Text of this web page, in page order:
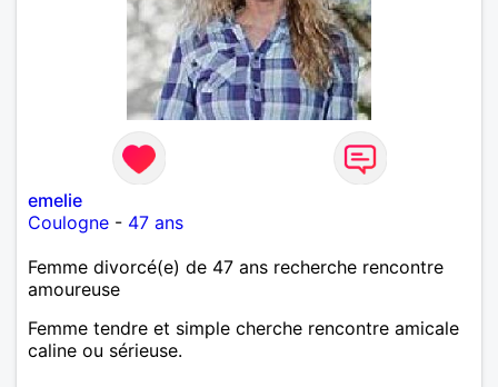
emelie
Coulogne - 47 ans
Femme divorcé(e) de 47 ans recherche rencontre
amoureuse
Femme tendre et simple cherche rencontre amicale
caline ou sérieuse.